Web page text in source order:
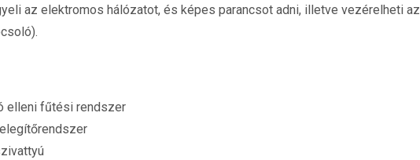
az elektromos hálózatot, és képes parancsot adni, illetve vezérelheti az
elleni fűtési rendszer